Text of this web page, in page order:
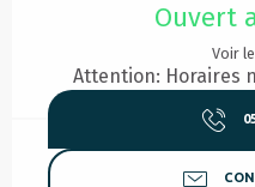
Ouvert
Voir
Attention: Horaires